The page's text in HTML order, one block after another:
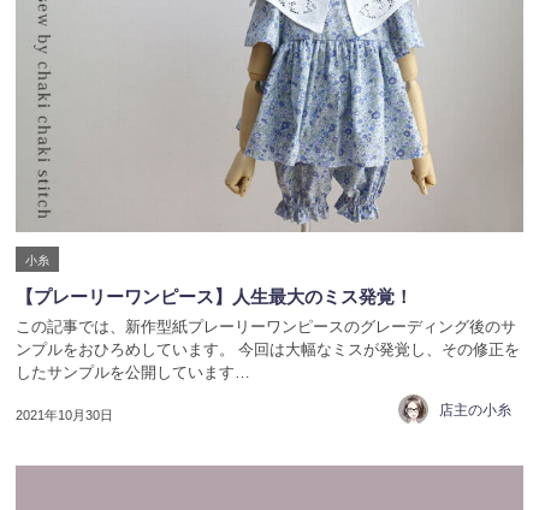
小糸
【プレーリーワンピース】人生最大のミス発覚！
この記事では、新作型紙プレーリーワンピースのグレーディング後のサ
ンプルをおひろめしています。 今回は大幅なミスが発覚し、その修正を
したサンプルを公開しています…
2021年10月30日 店主の小糸